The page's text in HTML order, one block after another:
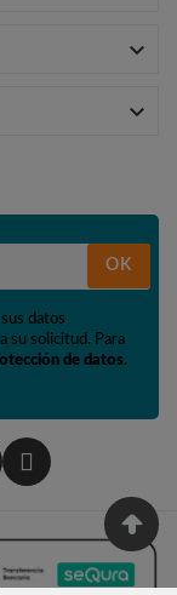


OK
datos
su solicitud. Para
de datos.